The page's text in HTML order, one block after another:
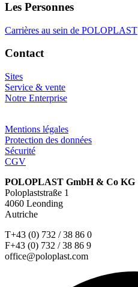
Les Personnes
Carrières au sein de POLOPLAST
Contact
Sites
Service & vente
Notre Enterprise
Mentions légales
Protection des données
Sécurité
CGV
POLOPLAST GmbH & Co KG
Poloplaststraße 1
4060 Leonding
Autriche
T+43 (0) 732 / 38 86 0
F+43 (0) 732 / 38 86 9
office@poloplast.com